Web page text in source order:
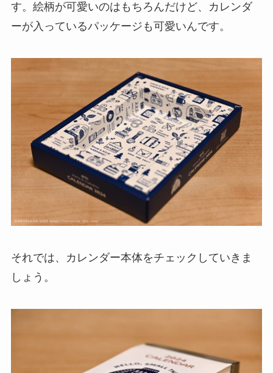
す。絵柄が可愛いのはもちろんだけど、カレンダ
ーが入っているパッケージも可愛いんです。
それでは、カレンダー本体をチェックしていきま
しょう。